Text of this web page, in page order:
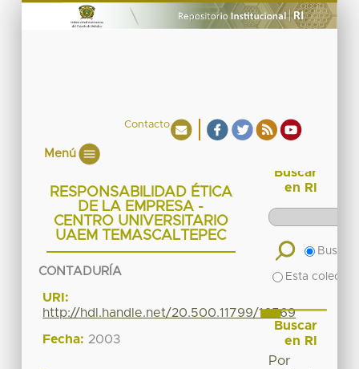
Contacto
Menú
RESPONSABILIDAD ÉTICA
DE LA EMPRESA -
CENTRO UNIVERSITARIO
UAEM TEMASCALTEPEC
CONTADURÍA
URI:
http://hdl.handle.net/20.500.11799/16569
Fecha: 2003
Buscar
en RI
Buscar
Esta
Buscar
en RI
Por